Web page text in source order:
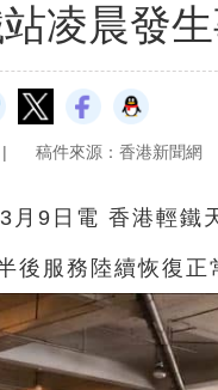
凌晨發
| 稿件來源：香港新聞網
月9日電 香港輕鐵
後服務陸續恢復正